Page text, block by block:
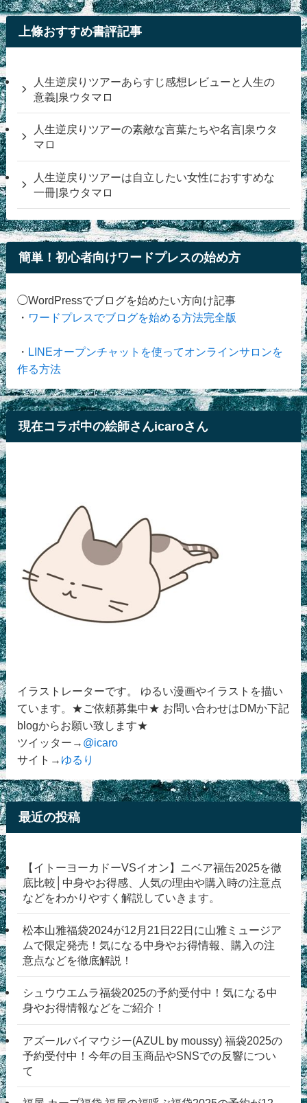
上條おすすめ書評記事
人生逆戻りツアーあらすじ感想レビューと人生の
意義|泉ウタマロ
人生逆戻りツアーの素敵な言葉たちや名言|泉ウタ
マロ
人生逆戻りツアーは自立したい女性におすすめな
一冊|泉ウタマロ
簡単！初心者向けワードプレスの始め方
◯WordPressでブログを始めたい方向け記事
・ ワードプレスでブログを始める方法完全版
・ LINEオープンチャットを使ってオンラインサロンを
作る方法
現在コラボ中の絵師さんicaroさん
イラストレーターです。 ゆるい漫画やイラストを描い
ています。★ご依頼募集中★ お問い合わせはDMか下記
blogからお願い致します★
ツイッター→ @icaro
サイト→ ゆるり
最近の投稿
【イトーヨーカドーVSイオン】ニベア福缶2025を徹
底比較│中身やお得感、人気の理由や購入時の注意点
などをわかりやすく解説していきます。
松本山雅福袋2024が12月21日22日に山雅ミュージア
ムで限定発売！気になる中身やお得情報、購入の注
意点などを徹底解説！
シュウウエムラ福袋2025の予約受付中！気になる中
身やお得情報などをご紹介！
アズールバイマウジー(AZUL by moussy) 福袋2025の
予約受付中！今年の目玉商品やSNSでの反響につい
て